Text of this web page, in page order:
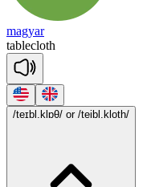
magyar
tablecloth
/teɪbl.klɒθ/ or /teibl.kloth/